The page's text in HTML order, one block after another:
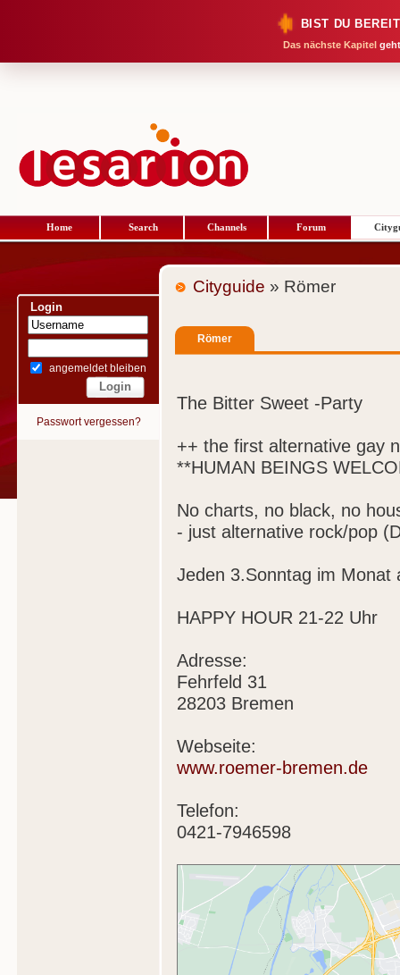
BIST DU
Das nächste Kapitel
Home Search Channels Forum
Login
angemeldet bleiben
Passwort vergessen?
Cityguide » Römer
Römer
The Bitter Sweet -Party
++ the first alternative gay
**HUMAN BEINGS
No charts, no black, no
- just alternative rock/pop
Jeden 3.Sonntag im Monat
HAPPY HOUR 21-22 Uhr
Adresse:
Fehrfeld 31
28203 Bremen
Webseite:
www.roemer-bremen.de
Telefon:
0421-7946598